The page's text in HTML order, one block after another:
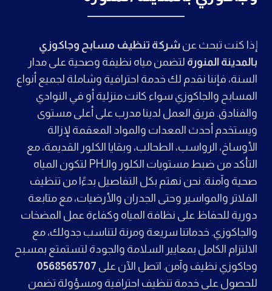
إذا كنت تبحث عن شركة تنظيف مسابح وجاكوزي
بالمدينة المنورة لتضمن مياه نظيفة وصحية على مدار
السنة، فإننا نقدم لك خدمة احترافية وشاملة لجميع أنواع
المسابح والجاكوزي سواء كانت منزلية أو في النوادي
والفنادق. فريق العمل لدينا مدرب على أعلى مستوى
ويستخدم أحدث المعدات والمواد المعقمة لإزالة
الأوساخ، الرواسب، الطحالب، وبقايا الكلور القديمة، مع
التأكد من ضبط مستويات الكلور والـPH لتكون المياه
صحية وآمنة. نحن نهتم بكل التفاصيل بدءًا من تنظيف
الفلاتر والمواسير وحتى الجدران والأرضيات، مع متابعة
دورية للحفاظ على نظافة المياه وكفاءة عمل المضخات
والجاكوزي. خدماتنا سريعة ومرنة لتناسب جدولك، مع
الالتزام الكامل بمعايير السلامة والجودة لتستمتع بمسبح
وجاكوزي نظيف وآمن. اتصل الآن على 0568565707
للحصول على خدمة تنظيف احترافية ومسؤولة تضمن